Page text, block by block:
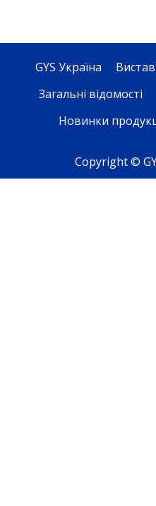
GYS Україна
Загальні відомості
Новинки
Copyright ©